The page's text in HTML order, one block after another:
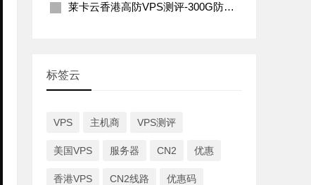
莱卡云香港高防VPS测评-300G防御200Mbps带宽
标签云
VPS 主机商 VPS测评
美国VPS 服务器 CN2 优惠
香港VPS CN2线路 优惠码